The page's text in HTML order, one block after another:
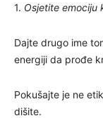
1. Osjetite emociju
Dajte drugo ime
energiji da prođe
Pokušajte je ne
dišite.